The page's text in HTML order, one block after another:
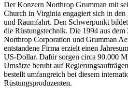
Der Konzern Northrop Grumman mit
Church in Virginia engagiert sich in
und Raumfahrt. Den Schwerpunkt
die Rüstungstechnik. Die 1994 aus dem
Northrop Corporation und Grumman
entstandene Firma erzielt einen
US-Dollar. Dafür sorgen circa 90.000
Umsätze beruht auf
bestellt umfangreich bei diesem
Rüstungsproduzenten.